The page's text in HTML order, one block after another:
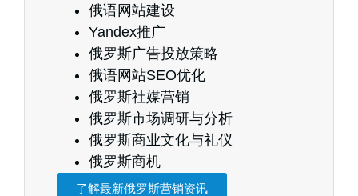
俄语网站建设
Yandex推广
俄罗斯广告投放策略
俄语网站SEO优化
俄罗斯社媒营销
俄罗斯市场调研与分析
俄罗斯商业文化与礼仪
俄罗斯商机
了解最新俄罗斯营销资讯